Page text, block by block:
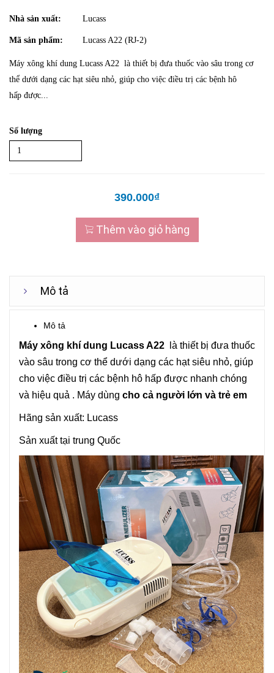
Nhà sản xuất: Lucass
Mã sản phẩm: Lucass A22 (RJ-2)
Máy xông khí dung Lucass A22 là thiết bị đưa thuốc vào sâu trong cơ
thể dưới dạng các hạt siêu nhỏ, giúp cho việc điều trị các bệnh hô
hấp được...
Số lượng
390.000₫
Thêm vào giỏ hàng
Mô tả
Mô tả
Máy xông khí dung Lucass A22 là thiết bị đưa thuốc
vào sâu trong cơ thể dưới dạng các hạt siêu nhỏ, giúp
cho việc điều trị các bệnh hô hấp được nhanh chóng
và hiệu quả . Máy dùng cho cả người lớn và trẻ em
Hãng sản xuất: Lucass
Sản xuất tại trung Quốc